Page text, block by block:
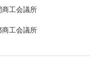
商工会議所
商工会議所